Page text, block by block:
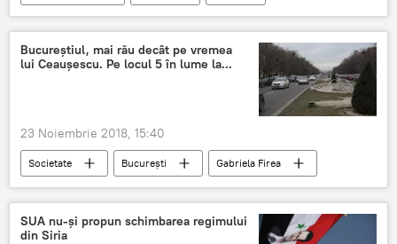
Serghei Șoigu
Serghei Lavrov
Donald Trump
SUA
Rachete Tomohawk
rachete balistice
Bucureștiul, mai rău decât pe vremea
lui Ceaușescu. Pe locul 5 în lume la...
23 Noiembrie 2018, 15:40
Societate București
Gabriela Firea
tramvai
Trafic
SUA nu-și propun schimbarea regimului
din Siria